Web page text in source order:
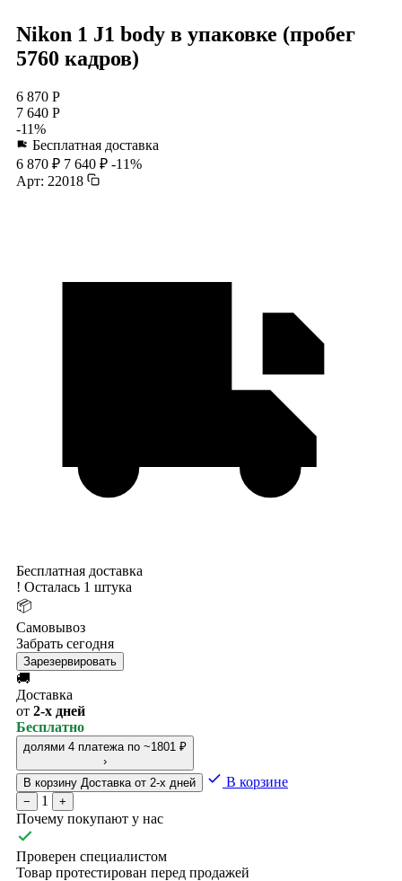
Nikon 1 J1 body в упаковке (пробег
5760 кадров)
6 870 Р
7 640 Р
-11%
Бесплатная доставка
6 870 ₽ 7 640 ₽ -11%
Арт: 22018
Бесплатная доставка
! Осталась 1 штука
📦
Самовывоз
Забрать сегодня
Зарезервировать
🚚
Доставка
от 2-х дней
Бесплатно
долями 4 платежа по ~1801 ₽
›
В корзину Доставка от 2-х дней В корзине
− 1 +
Почему покупают у нас
Проверен специалистом
Товар протестирован перед продажей